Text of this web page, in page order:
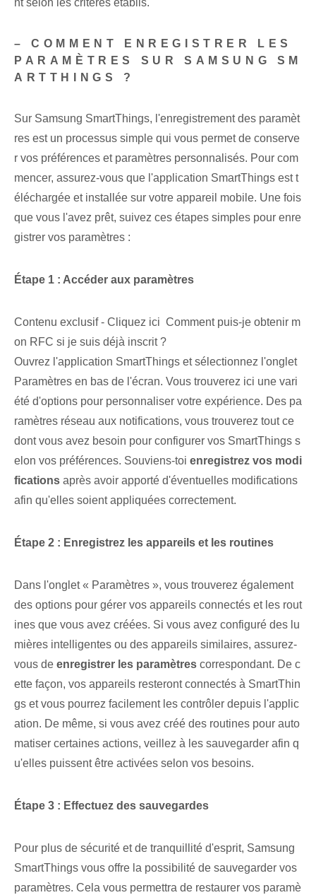
nt selon les critères établis.
– COMMENT ENREGISTRER LES
PARAMÈTRES SUR SAMSUNG SM
ARTTHINGS ?
Sur Samsung SmartThings, l'enregistrement des paramèt
res est un processus simple qui vous permet de conserve
r vos préférences et paramètres personnalisés. Pour com
mencer, assurez-vous que l'application SmartThings est t
éléchargée et installée sur votre appareil mobile. Une fois
que vous l'avez prêt, suivez ces étapes simples pour enre
gistrer vos paramètres :
Étape 1 : Accéder aux paramètres
Contenu exclusif - Cliquez ici Comment puis-je obtenir m
on RFC si je suis déjà inscrit ?
Ouvrez l'application SmartThings et sélectionnez l'onglet
Paramètres en bas de l'écran. Vous trouverez ici une vari
été d'options pour personnaliser votre expérience. Des pa
ramètres réseau aux notifications, vous trouverez tout ce
dont vous avez besoin pour configurer vos SmartThings s
elon vos préférences. Souviens-toi enregistrez vos modi
fications après avoir apporté d'éventuelles ⁣modifications
afin qu'elles soient ‌appliquées correctement.
Étape 2 : Enregistrez les appareils et les routines
Dans l'onglet « Paramètres », vous trouverez également
des options ⁢pour gérer ⁢vos appareils connectés et les rout
ines que vous avez créées. Si vous avez configuré des lu
mières intelligentes ou des appareils similaires, assurez-
vous de enregistrer les paramètres correspondant. De c
ette façon, vos appareils resteront connectés à SmartThin
gs et vous pourrez facilement les contrôler depuis l'applic
ation. De même, si vous avez créé des routines pour auto
matiser certaines actions, veillez à les sauvegarder afin q
u'elles puissent être activées selon vos besoins.
Étape 3 : Effectuez des sauvegardes
Pour plus de sécurité et de tranquillité d'esprit, Samsung
SmartThings vous offre la possibilité de sauvegarder vos
paramètres. Cela vous permettra de restaurer vos paramè